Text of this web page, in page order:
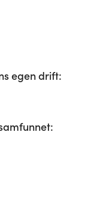
egen drift: